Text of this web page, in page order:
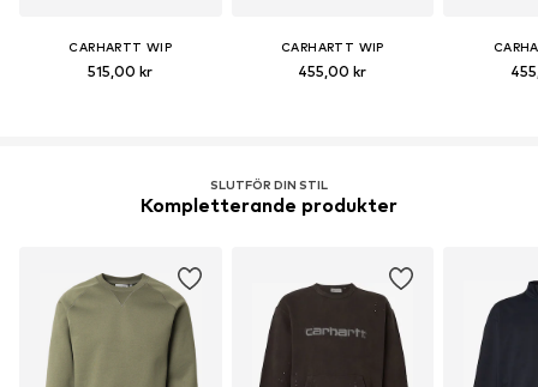
CARHARTT WIP
515,00 kr
CARHARTT WIP
455,00 kr
SLUTFÖR DIN STIL
Kompletterande produkter